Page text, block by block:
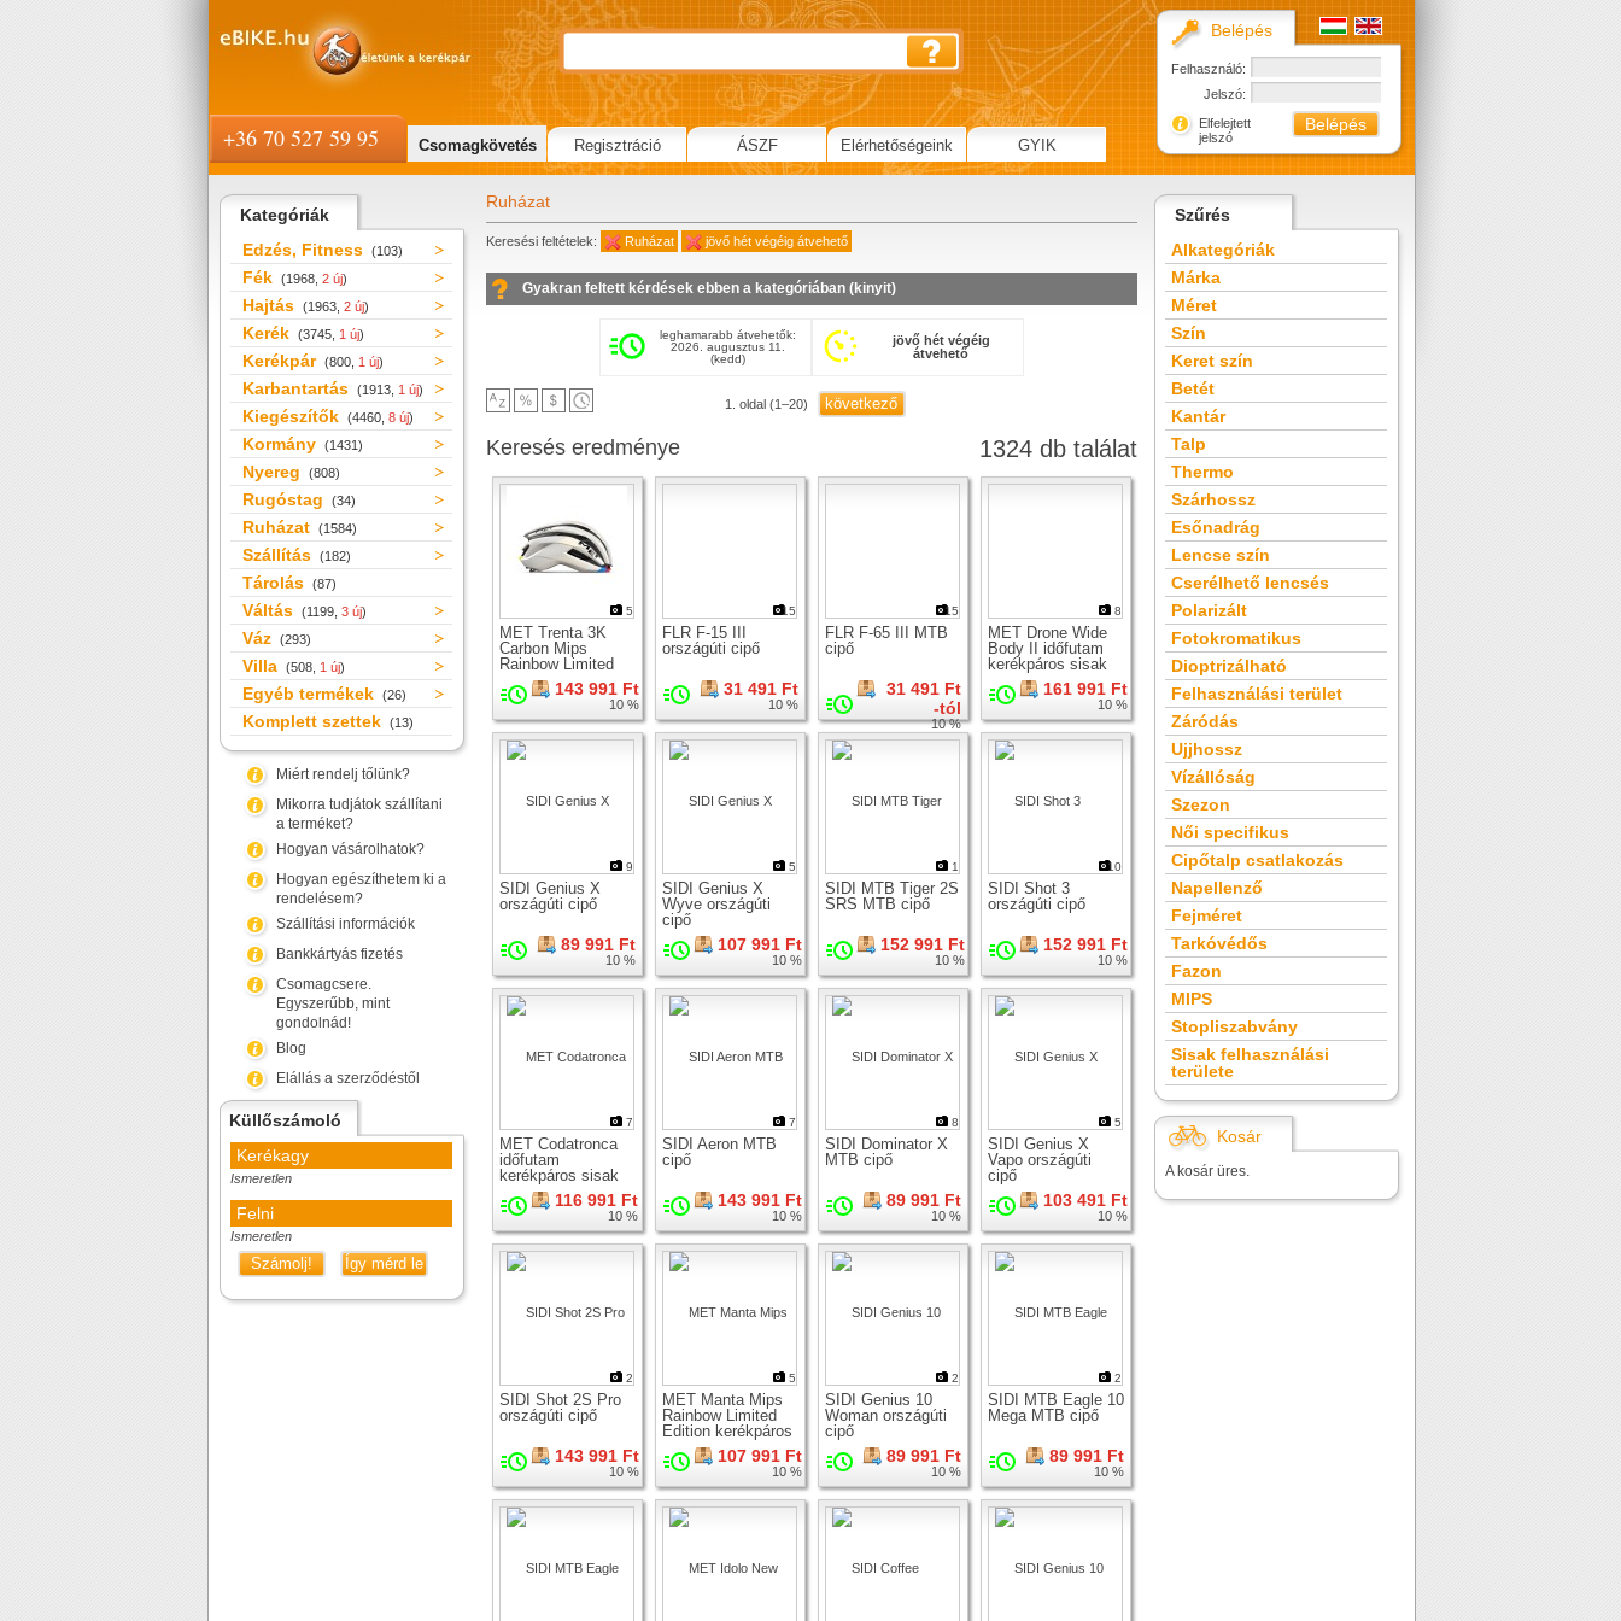
Kategóriák
Edzés, Fitness (103)
Fék (1968, 2 új)
Hajtás (1963, 2 új)
Kerék (3745, 1 új)
Kerékpár (800, 1 új)
Karbantartás (1913, 1 új)
Kiegészítők (4460, 8 új)
Kormány (1431)
Nyereg (808)
Rugóstag (34)
Ruházat (1584)
Szállítás (182)
Tárolás (87)
Váltás (1199, 3 új)
Váz (293)
Villa (508, 1 új)
Egyéb termékek (26)
Komplett szettek (13)
Miért rendelj tőlünk?
Mikorra tudjátok szállítani
a terméket?
Hogyan vásárolhatok?
Hogyan egészíthetem ki a
rendelésem?
Szállítási információk
Bankkártyás fizetés
Csomagcsere.
Egyszerűbb, mint
gondolnád!
Blog
Elállás a szerződéstől
Küllőszámoló
Kerékagy
Ismeretlen
Felni
Ismeretlen
Számolj! Így mérd le
Ruházat
Keresési feltételek: Ruházat jövő hét végéig átvehető
Gyakran feltett kérdések ebben a kategóriában (kinyit)
leghamarabb átvehetők:
2026. augusztus 11.
(kedd)
jövő hét végéig
átvehető
1. oldal (1–20) következő
1324 db találat
Keresés eredménye
5
MET Trenta 3K
Carbon Mips
Rainbow Limited
Edition kerékpáros
sisak
143 991 Ft
10 %
15
FLR F-15 III
országúti cipő
31 491 Ft
10 %
15
FLR F-65 III MTB
cipő
31 491 Ft
-tól
10 %
8
MET Drone Wide
Body II időfutam
kerékpáros sisak
161 991 Ft
10 %
9
SIDI Genius X
országúti cipő
89 991 Ft
10 %
5
SIDI Genius X
Wyve országúti
cipő
107 991 Ft
10 %
1
SIDI MTB Tiger 2S
SRS MTB cipő
152 991 Ft
10 %
10
SIDI Shot 3
országúti cipő
152 991 Ft
10 %
7
MET Codatronca
időfutam
kerékpáros sisak
116 991 Ft
10 %
7
SIDI Aeron MTB
cipő
143 991 Ft
10 %
8
SIDI Dominator X
MTB cipő
89 991 Ft
10 %
5
SIDI Genius X
Vapo országúti
cipő
103 491 Ft
10 %
2
SIDI Shot 2S Pro
országúti cipő
143 991 Ft
10 %
5
MET Manta Mips
Rainbow Limited
Edition kerékpáros
sisak
107 991 Ft
10 %
2
SIDI Genius 10
Woman országúti
cipő
89 991 Ft
10 %
2
SIDI MTB Eagle 10
Mega MTB cipő
89 991 Ft
10 %
Szűrés
Alkategóriák
Márka
Méret
Szín
Keret szín
Betét
Kantár
Talp
Thermo
Szárhossz
Esőnadrág
Lencse szín
Cserélhető lencsés
Polarizált
Fotokromatikus
Dioptrizálható
Felhasználási terület
Záródás
Ujjhossz
Vízállóság
Szezon
Női specifikus
Cipőtalp csatlakozás
Napellenző
Fejméret
Tarkóvédős
Fazon
MIPS
Stopliszabvány
Sisak felhasználási
területe
Kosár
A kosár üres.
Belépés
Felhasználó:
Jelszó:
Elfelejtett
jelszó
+36 70 527 59 95 Csomagkövetés Regisztráció ÁSZF Elérhetőségeink GYIK